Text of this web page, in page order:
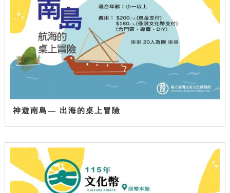
神遊南島— 出海的桌上冒險